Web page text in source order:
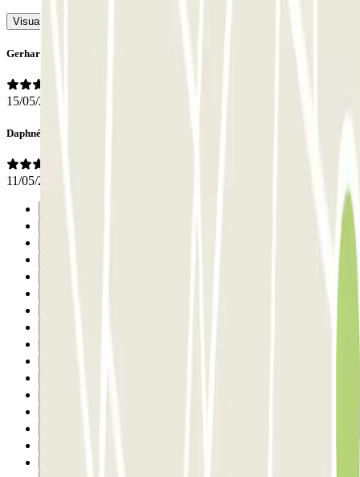
Visualizza l’originale
Gerhard
15/05/2026
Daphnée
11/05/2026